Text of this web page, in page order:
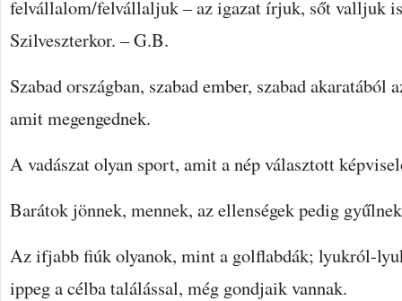
felvállalom/felvállaljuk – az igazat írjuk, sőt valljuk
Szilveszterkor. – G.B.
Szabad országban, szabad ember, szabad akaratából
amit megengednek.
A vadászat olyan sport, amit a nép választott
Barátok jönnek, mennek, az ellenségek pedig
Az ifjabb fiúk olyanok, mint a golflabdák; lyukról-
ippeg a célba találással, még gondjaik vannak.